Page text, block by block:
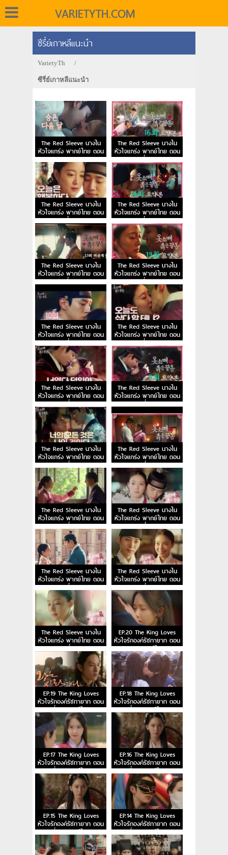
VARIETYTH.COM
ซีรี่ย์เกาหลีแนะนำ
VarietyTh /
ซีรี่ย์เกาหลีแนะนำ
The Red Sleeve นางใน
หัวใจแกร่ง พากย์ไทย ตอน
จบ
The Red Sleeve นางใน
หัวใจแกร่ง พากย์ไทย ตอน
ที่ 16
The Red Sleeve นางใน
หัวใจแกร่ง พากย์ไทย ตอน
ที่ 15
The Red Sleeve นางใน
หัวใจแกร่ง พากย์ไทย ตอน
ที่ 14
The Red Sleeve นางใน
หัวใจแกร่ง พากย์ไทย ตอน
ที่ 13
The Red Sleeve นางใน
หัวใจแกร่ง พากย์ไทย ตอน
ที่ 12
The Red Sleeve นางใน
หัวใจแกร่ง พากย์ไทย ตอน
ที่ 11
The Red Sleeve นางใน
หัวใจแกร่ง พากย์ไทย ตอน
ที่ 10
The Red Sleeve นางใน
หัวใจแกร่ง พากย์ไทย ตอน
ที่ 9
The Red Sleeve นางใน
หัวใจแกร่ง พากย์ไทย ตอน
ที่ 8
The Red Sleeve นางใน
หัวใจแกร่ง พากย์ไทย ตอน
ที่ 7
The Red Sleeve นางใน
หัวใจแกร่ง พากย์ไทย ตอน
ที่ 6
The Red Sleeve นางใน
หัวใจแกร่ง พากย์ไทย ตอน
ที่ 5
The Red Sleeve นางใน
หัวใจแกร่ง พากย์ไทย ตอน
ที่ 4
The Red Sleeve นางใน
หัวใจแกร่ง พากย์ไทย ตอน
ที่ 3
The Red Sleeve นางใน
หัวใจแกร่ง พากย์ไทย ตอน
ที่ 2
The Red Sleeve นางใน
หัวใจแกร่ง พากย์ไทย ตอน
ที่ 1
EP.20 The King Loves
หัวใจรักองค์รัชทายาท ตอน
จบ พากย์ไทย
EP.19 The King Loves
หัวใจรักองค์รัชทายาท ตอน
ที่ 19 พากย์ไทย
EP.18 The King Loves
หัวใจรักองค์รัชทายาท ตอน
ที่ 18 พากย์ไทย
EP.17 The King Loves
หัวใจรักองค์รัชทายาท ตอน
ที่ 17 พากย์ไทย
EP.16 The King Loves
หัวใจรักองค์รัชทายาท ตอน
ที่ 16 พากย์ไทย
EP.15 The King Loves
หัวใจรักองค์รัชทายาท ตอน
ที่ 15 พากย์ไทย
EP.14 The King Loves
หัวใจรักองค์รัชทายาท ตอน
ที่ 14 พากย์ไทย